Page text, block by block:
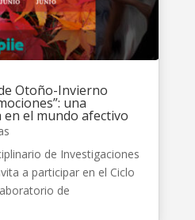
Otoño-Invierno
una
el mundo afectivo
de Investigaciones
a participar en el Ciclo
de